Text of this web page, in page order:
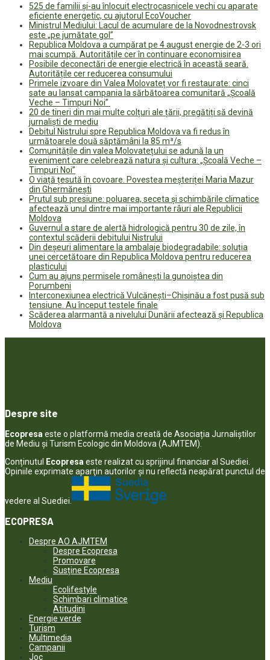
525 de familii și-au înlocuit electrocasnicele vechi cu aparate
eficiente energetic, cu ajutorul EcoVoucher
Ministrul Mediului: Lacul de acumulare de la Novodnestrovsk
este „pe jumătate gol”
Republica Moldova a cumpărat pe 4 august energie de 2-3 ori
mai scumpă. Autoritățile cer în continuare economisirea
Posibile deconectări de energie electrică în această seară.
Autoritățile cer reducerea consumului
Primele izvoare din Valea Molovateț vor fi restaurate: cinci
sate au lansat campania la sărbătoarea comunitară „Școală
Veche – Timpuri Noi”
20 de tineri din mai multe colțuri ale țării, pregătiți să devină
jurnaliști de mediu
Debitul Nistrului spre Republica Moldova va fi redus în
următoarele două săptămâni la 85 m³/s
Comunitățile din valea Molovatețului se adună la un
eveniment care celebrează natura și cultura: „Școală Veche –
Timpuri Noi”
O viață țesută în covoare. Povestea meșteriței Maria Mazur
din Ghermănești
Prutul sub presiune: poluarea, seceta și schimbările climatice
afectează unul dintre mai importante râuri ale Republicii
Moldova
Guvernul a stare de alertă hidrologică pentru 30 de zile, în
contextul scăderii debitului Nistrului
Din deșeuri alimentare la ambalaje biodegradabile: soluția
unei cercetătoare din Republica Moldova pentru reducerea
plasticului
Cum au ajuns permisele românești la gunoiștea din
Porumbeni
Interconexiunea electrică Vulcănești–Chișinău a fost pusă sub
tensiune. Au început testele finale
Scăderea alarmantă a nivelului Dunării afectează și Republica
Moldova
Despre site
Ecopresa este o platformă media creată de Asociația Jurnaliștilor
de Mediu și Turism Ecologic din Moldova (AJMTEM).
Conținutul Ecopresa este realizat cu sprijinul financiar al Suediei.
Opiniile exprimate aparţin autorilor şi nu reflectă neapărat punctul de
vedere al Suediei.
ECOPRESA
Despre AO AJMTEM
Despre Ecopresa
Promovare
Susține Ecopresa
Mediu
Ecolifestyle
Schimbari climatice
Atitudini
Energie verde
Turism
Multimedia
Campanii
Joc